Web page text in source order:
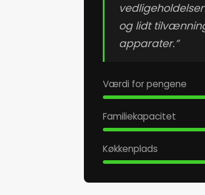
og lidt
apparater.”
Værdi for pengene
Familiekapacitet
Køkkenplads